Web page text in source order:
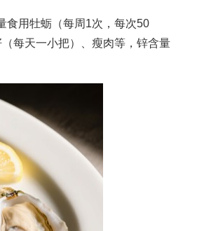
用牡蛎（每周1次，每次50
每天一小把）、瘦肉等，锌含量